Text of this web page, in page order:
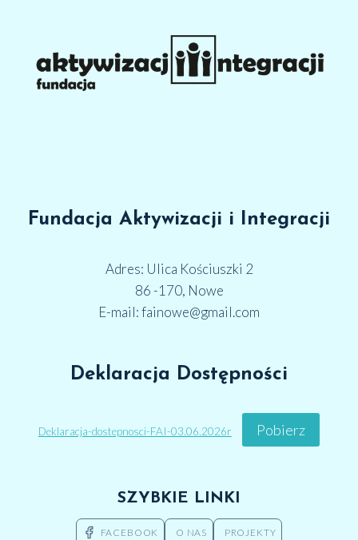
Fundacja Aktywizacji i Integracji
Adres: Ulica Kościuszki 2
86 -170, Nowe
E-mail: fainowe@gmail.com
Deklaracja Dostępności
Deklaracja-dostepnosci-FAI-03.06.2026r Pobierz
SZYBKIE LINKI
FACEBOOK O NAS PROJEKTY